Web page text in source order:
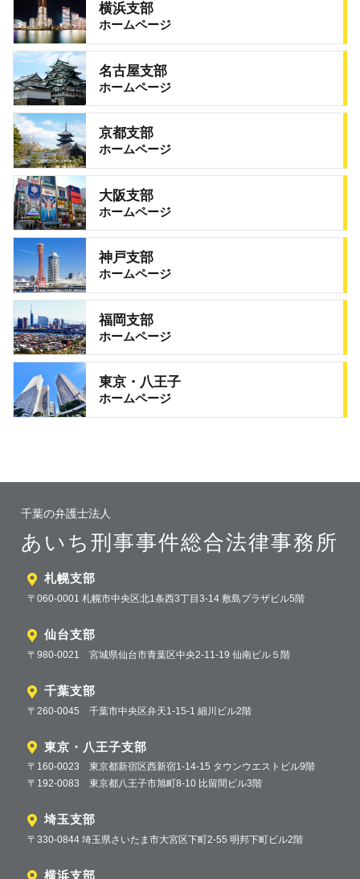
横浜支部
ホームページ
名古屋支部
ホームページ
京都支部
ホームページ
大阪支部
ホームページ
神戸支部
ホームページ
福岡支部
ホームページ
東京・八王子
ホームページ
千葉の弁護士法人
あいち刑事事件総合法律事務所
札幌支部
〒060-0001 札幌市中央区北1条西3丁目3-14 敷島プラザビル5階
仙台支部
〒980-0021 宮城県仙台市青葉区中央2-11-19 仙南ビル５階
千葉支部
〒260-0045 千葉市中央区弁天1-15-1 細川ビル2階
東京・八王子支部
〒160-0023 東京都新宿区西新宿1-14-15 タウンウエストビル9階
〒192-0083 東京都八王子市旭町8-10 比留間ビル3階
埼玉支部
〒330-0844 埼玉県さいたま市大宮区下町2-55 明邦下町ビル2階
横浜支部